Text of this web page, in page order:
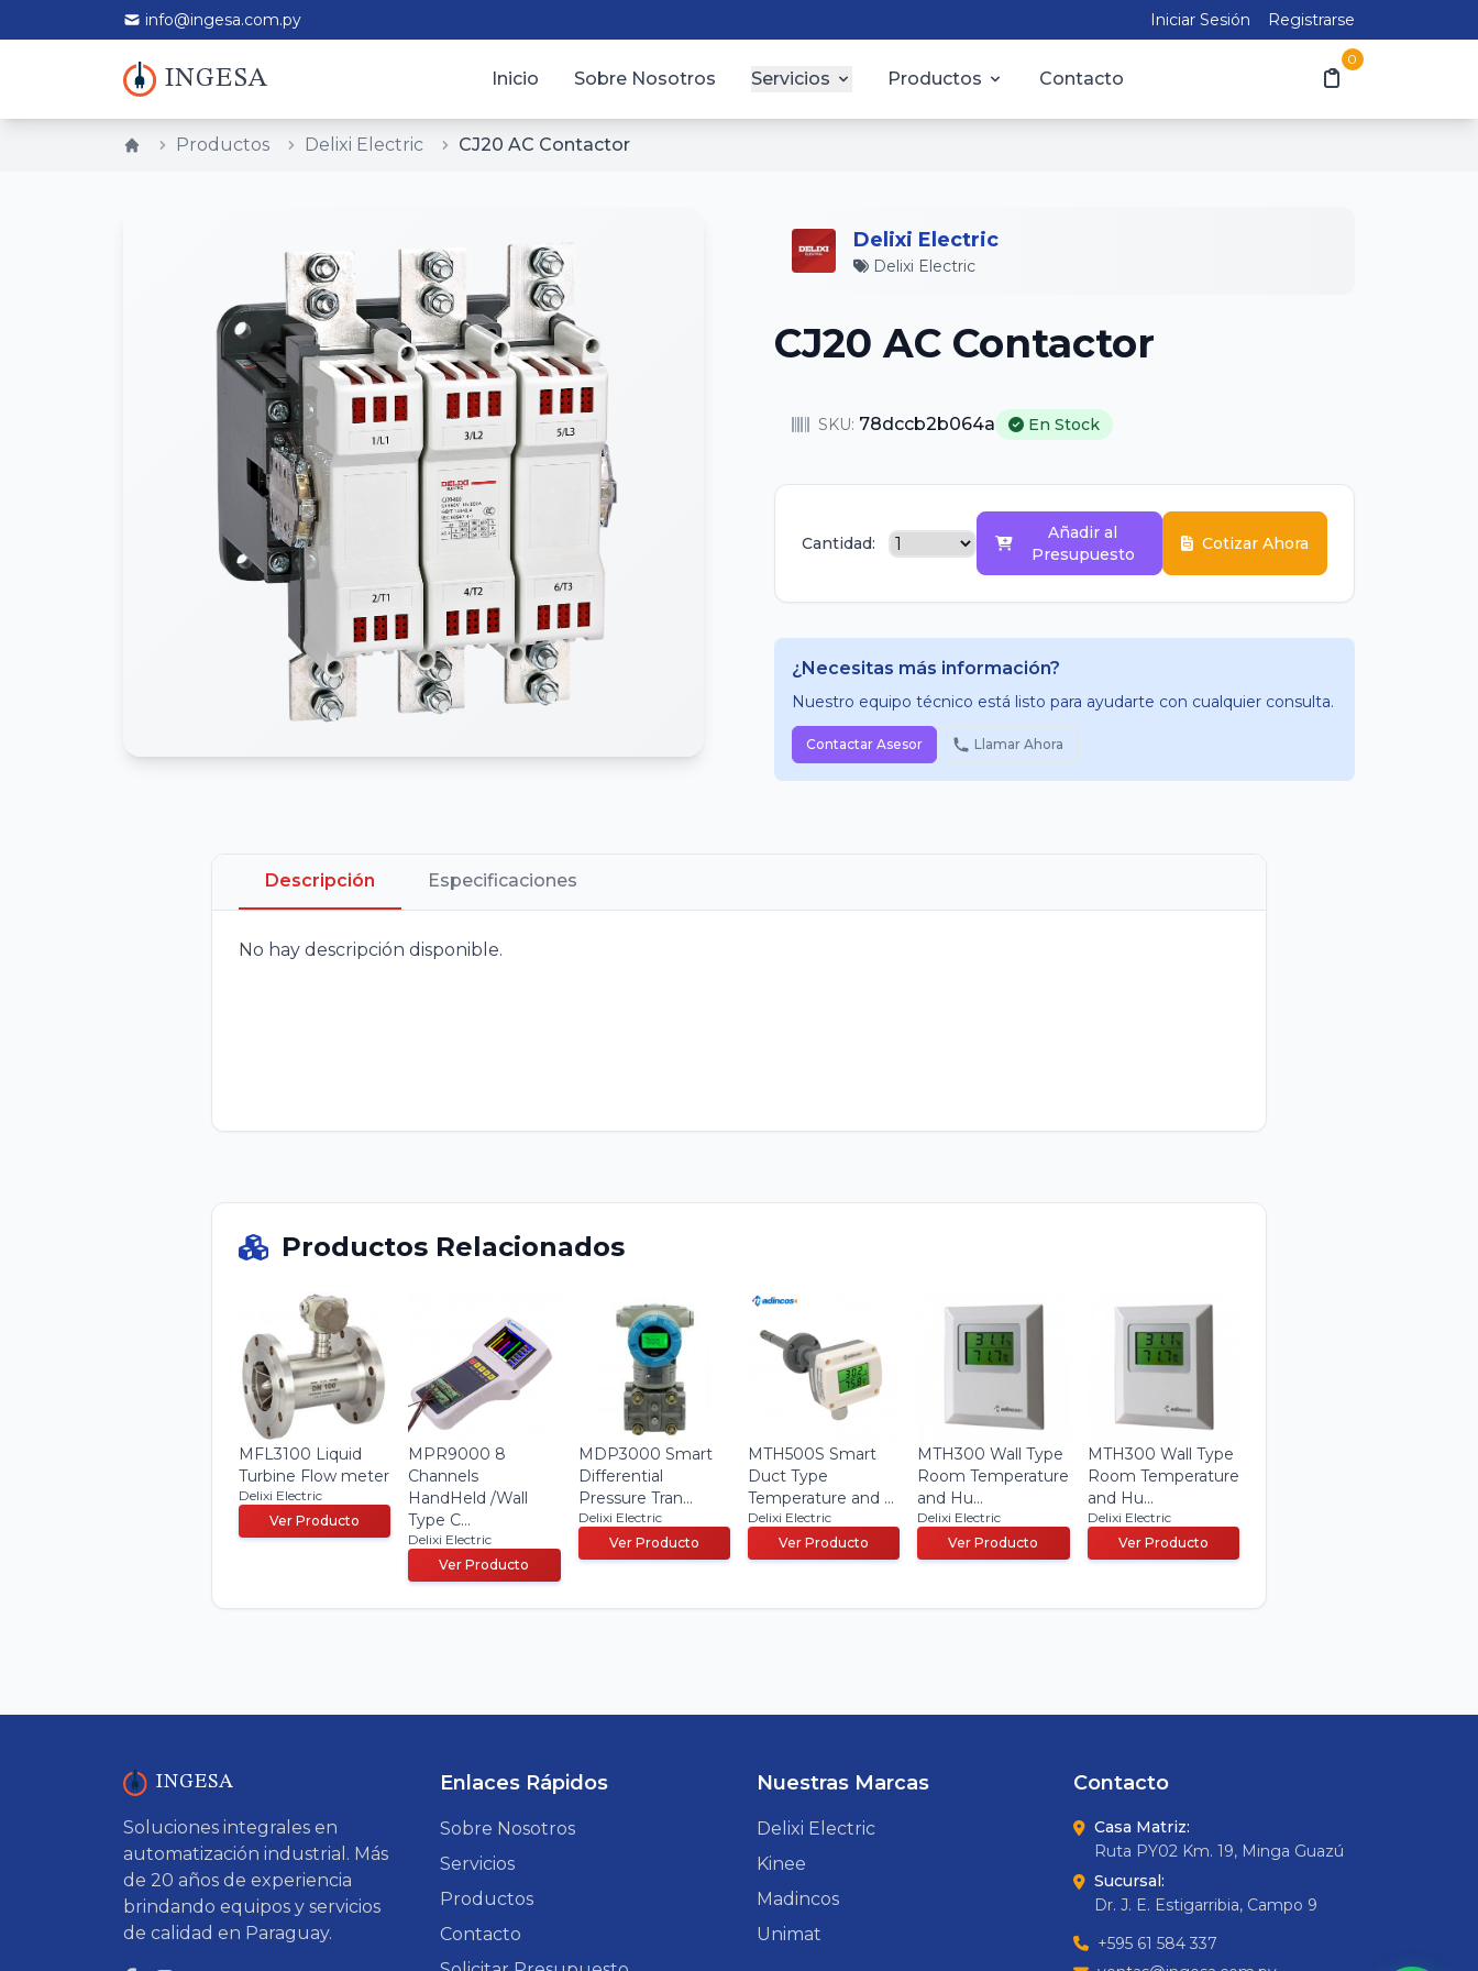
info@ingesa.com.py Iniciar Sesión Registrarse
INGESA Inicio Sobre Nosotros Servicios Productos Contacto
0
Productos Delixi Electric CJ20 AC Contactor
Delixi Electric
Delixi Electric
CJ20 AC Contactor
SKU: 78dccb2b064a En Stock
Cantidad:
Añadir al
Presupuesto
Cotizar Ahora
¿Necesitas más información?
Nuestro equipo técnico está listo para ayudarte con cualquier consulta.
Contactar Asesor Llamar Ahora
Descripción Especificaciones
No hay descripción disponible.
Productos Relacionados
MFL3100 Liquid
Turbine Flow meter
Delixi Electric
Ver Producto
MPR9000 8
Channels
HandHeld /Wall
Type C...
Delixi Electric
Ver Producto
MDP3000 Smart
Differential
Pressure Tran...
Delixi Electric
Ver Producto
MTH500S Smart
Duct Type
Temperature and ...
Delixi Electric
Ver Producto
MTH300 Wall Type
Room Temperature
and Hu...
Delixi Electric
Ver Producto
MTH300 Wall Type
Room Temperature
and Hu...
Delixi Electric
Ver Producto
INGESA
Soluciones integrales en
automatización industrial. Más
de 20 años de experiencia
brindando equipos y servicios
de calidad en Paraguay.
Enlaces Rápidos
Sobre Nosotros
Servicios
Productos
Contacto
Nuestras Marcas
Delixi Electric
Kinee
Madincos
Unimat
Contacto
Casa Matriz:
Ruta PY02 Km. 19, Minga Guazú
Sucursal:
Dr. J. E. Estigarribia, Campo 9
+595 61 584 337